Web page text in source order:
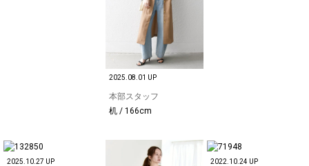
2025.08.01 UP
本部スタッフ
机 / 166cm
2025.10.27 UP 2022.10.24 UP